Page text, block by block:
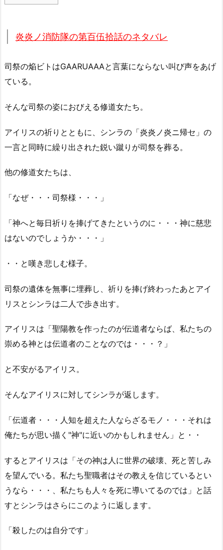
炎炎ノ消防隊の第百伍拾話のネタバレ
司祭の焔ビトはGAARUAAAと言葉にならない叫び声をあげ
ている。
そんな司祭の姿におびえる修道女たち。
アイリスの祈りとともに、シンラの「炎炎ノ炎ニ帰セ」の
一言と同時に繰り出された鋭い蹴りが司祭を葬る。
他の修道女たちは、
「なぜ・・・司祭様・・・」
「神へと毎日祈りを捧げてきたというのに・・・神に慈悲
はないのでしょうか・・・」
・・と嘆き悲しむ様子。
司祭の遺体を無事に埋葬し、祈りを捧げ終わったあとアイ
リスとシンラは二人で歩き出す。
アイリスは「聖陽教を作ったのが伝道者ならば、私たちの
崇める神とは伝道者のことなのでは・・・？」
と不安がるアイリス。
そんなアイリスに対してシンラが返します。
「伝道者・・・人知を超えた人ならざるモノ・・・それは
俺たちが思い描く"神"に近いのかもしれません」と・・
するとアイリスは「その神は人に世界の破壊、死と苦しみ
を望んでいる。私たち聖職者はその教えを信じているとい
うなら・・・、私たちも人々を死に導いてるのでは」と話
すとシンラはさらにこのように返します。
「殺したのは自分です」